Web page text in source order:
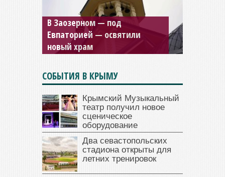
Мужской монастырь Косьмы
и Дамиана в Крыму вновь
открыт для посещения
СОБЫТИЯ В КРЫМУ
Крымский Музыкальный
театр получил новое
сценическое
оборудование
Два севастопольских
стадиона открыты для
летних тренировок